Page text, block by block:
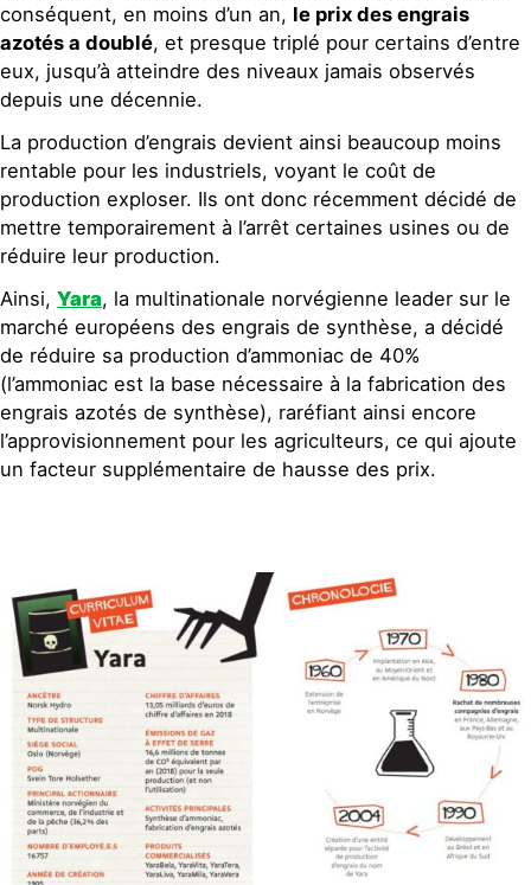
conséquent, en moins d’un an, le prix des engrais
azotés a doublé, et presque triplé pour certains d’entre
eux, jusqu’à atteindre des niveaux jamais observés
depuis une décennie.
La production d’engrais devient ainsi beaucoup moins
rentable pour les industriels, voyant le coût de
production exploser. Ils ont donc récemment décidé de
mettre temporairement à l’arrêt certaines usines ou de
réduire leur production.
Ainsi, Yara, la multinationale norvégienne leader sur le
marché européens des engrais de synthèse, a décidé
de réduire sa production d’ammoniac de 40%
(l’ammoniac est la base nécessaire à la fabrication des
engrais azotés de synthèse), raréfiant ainsi encore
l’approvisionnement pour les agriculteurs, ce qui ajoute
un facteur supplémentaire de hausse des prix.